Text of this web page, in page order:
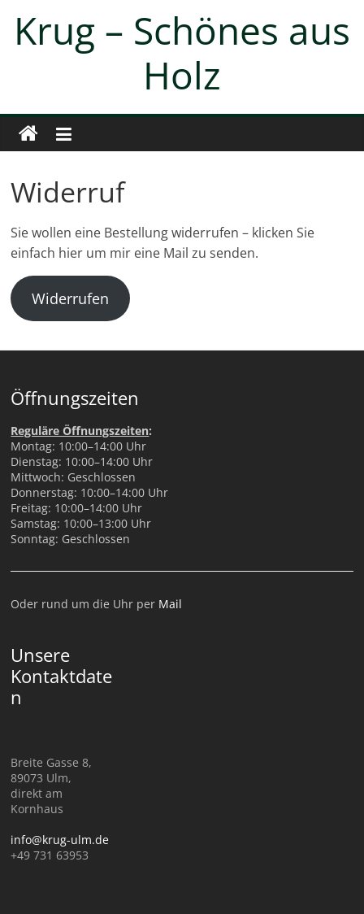
Inhalt
springen
Krug – Schönes aus
Holz
Widerruf
Sie wollen eine Bestellung widerrufen – klicken Sie
einfach hier um mir eine Mail zu senden.
Widerrufen
Öffnungszeiten
Reguläre Öffnungszeiten:
Montag: 10:00–14:00 Uhr
Dienstag: 10:00–14:00 Uhr
Mittwoch: Geschlossen
Donnerstag: 10:00–14:00 Uhr
Freitag: 10:00–14:00 Uhr
Samstag: 10:00–13:00 Uhr
Sonntag: Geschlossen
Oder rund um die Uhr per Mail
Unsere
Kontaktdate
n
Breite Gasse 8,
89073 Ulm,
direkt am
Kornhaus
info@krug-ulm.de
+49 731 63953